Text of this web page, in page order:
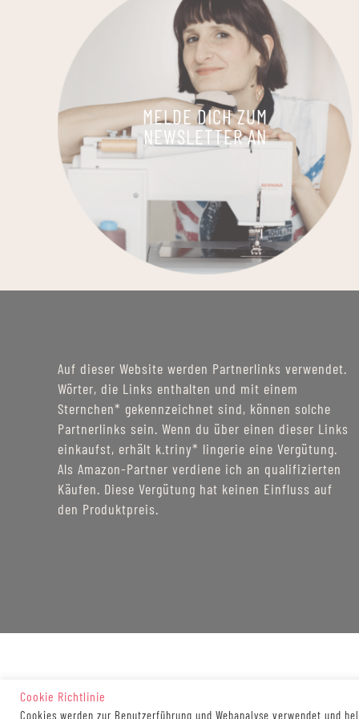
MELDE DICH ZUM
NEWSLETTER AN
Auf dieser Website werden Partnerlinks verwendet.
Wörter, die Links enthalten und mit einem
Sternchen* gekennzeichnet sind, können solche
Partnerlinks sein. Wenn du über einen dieser Links
einkaufst, erhält k.triny* lingerie eine Vergütung.
Als Amazon-Partner verdiene ich an qualifizierten
Käufen. Diese Vergütung hat keinen Einfluss auf
den Produktpreis.
Cookie Richtlinie
Cookies werden zur Benutzerführung und Webanalyse verwendet und